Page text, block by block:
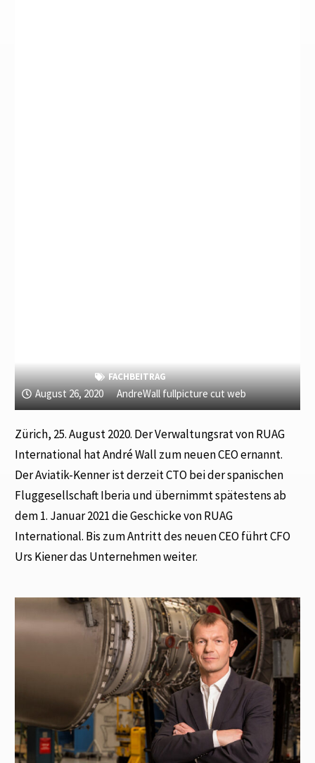
FACHBEITRAG
August 26, 2020 AndreWall fullpicture cut web
Zürich, 25. August 2020. Der Verwaltungsrat von RUAG
International hat André Wall zum neuen CEO ernannt.
Der Aviatik-Kenner ist derzeit CTO bei der spanischen
Fluggesellschaft Iberia und übernimmt spätestens ab
dem 1. Januar 2021 die Geschicke von RUAG
International. Bis zum Antritt des neuen CEO führt CFO
Urs Kiener das Unternehmen weiter.